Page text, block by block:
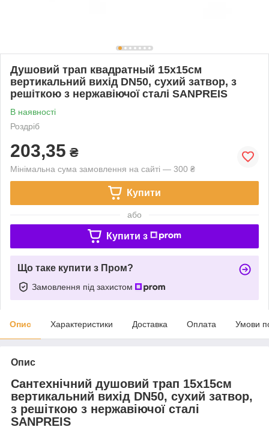
Душовий трап квадратный 15х15см
вертикальний вихід DN50, сухий затвор, з
решіткою з нержавіючої сталі SANPREIS
В наявності
Роздріб
203,35 ₴
Мінімальна сума замовлення на сайті — 300 ₴
Купити
або
Купити з
Що таке купити з Пром?
Замовлення під захистом
Опис Характеристики Доставка Оплата Умови
Опис
Сантехнічний душовий трап 15х15см
вертикальний вихід DN50, сухий затвор,
з решіткою з нержавіючої сталі
SANPREIS